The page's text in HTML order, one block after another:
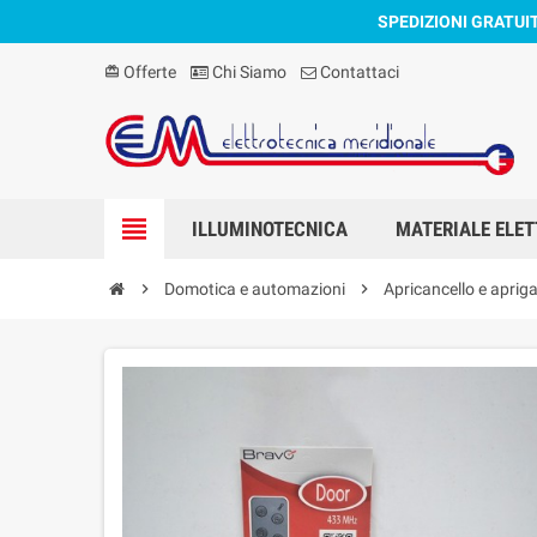
SPEDIZIONI
card_giftcard Offerte Chi Siamo Contattaci
view_headline ILLUMINOTECNICA MATERIALE
chevron_right Domotica e automazioni chevron_right Apricancello e